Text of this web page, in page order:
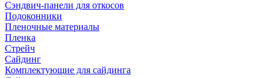
Сэндвич-панели для откосов
Подоконники
Пленочные материалы
Пленка
Стрейч
Сайдинг
Комплектующие для сайдинга